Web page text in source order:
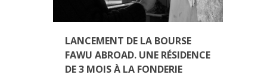
LANCEMENT DE LA BOURSE
FAWU ABROAD. UNE RÉSIDENCE
DE 3 MOIS À LA FONDERIE